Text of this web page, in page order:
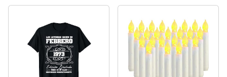
Cumpleaños (24...